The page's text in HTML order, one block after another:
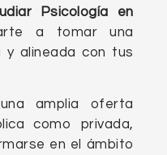
Psicología
en
a tomar una
y alineada con tus
amplia oferta
como privada,
en el ámbito